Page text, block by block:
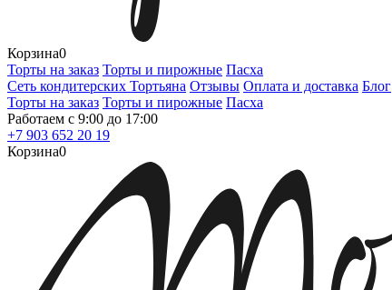
Корзина0
Торты на заказ Торты и пирожные Пасха
Сеть кондитерских Тортьяна Отзывы Оплата и доставка Блог
Торты на заказ Торты и пирожные Пасха
Работаем с 9:00 до 17:00
+7 903 652 20 19
Корзина0